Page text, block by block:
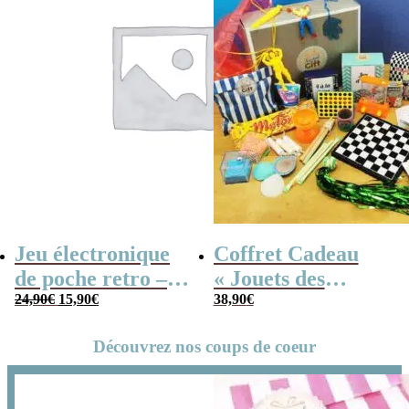
Jeu électronique
de poche retro –
Console vintage
24,90€ Le
prix
15,90€Le
prix
Coffret Cadeau
« Jouets des
années 80 » –
38,90€
Découvrez nos coups de coeur